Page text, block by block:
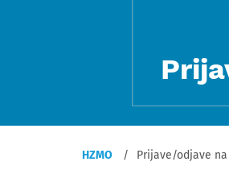
HZMO Prijave/odjave